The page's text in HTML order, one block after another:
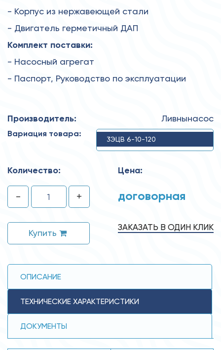
- Корпус из нержавеющей стали
- Двигатель герметичный ДАП
Комплект поставки:
- Насосный агрегат
- Паспорт, Руководство по эксплуатации
Производитель: Ливнынасос
Вариация товара:
3ЭЦВ 6-10-120
Количество:
- +
Купить
Цена:
договорная
ЗАКАЗАТЬ В ОДИН КЛИК
ОПИСАНИЕ
ТЕХНИЧЕСКИЕ ХАРАКТЕРИСТИКИ
ДОКУМЕНТЫ